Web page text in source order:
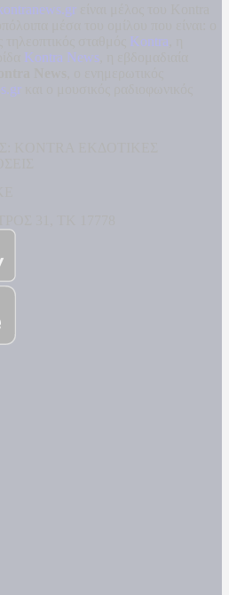
Kontra
Kontra News